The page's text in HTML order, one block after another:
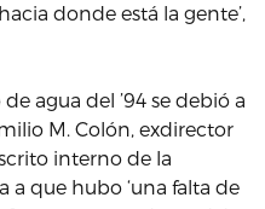
donde está la gente’,
agua del ’94 se debió a
M. Colón, exdirector
interno de la
que hubo ‘una falta de